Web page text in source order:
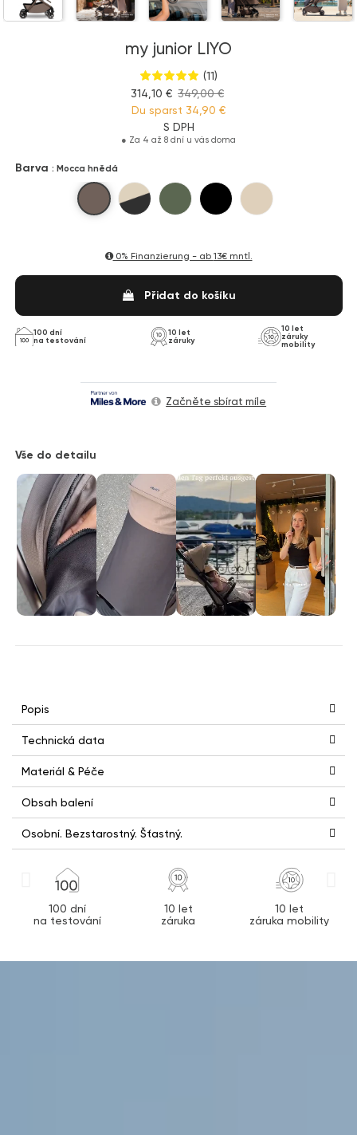
my junior LIYO
(11)
314,10 € 349,00 €
Du sparst 34,90 €
S DPH
● Za 4 až 8 dní u vás doma
Barva : Mocca hnědá
Mocca hnědáPískovcová béžová
Olivově zelenáČistě černáPure Beige
0% Finanzierung - ab 13€ mntl.
Přidat do košíku
100 dní
na testování
10 let
záruky
10 let
záruky
mobility
Začněte sbírat míle
Vše do detailu
Popis
Technická data
Materiál & Péče
Obsah balení
Osobní. Bezstarostný. Šťastný.
100 dní
na testování
10 let
záruka
10 let
záruka mobility